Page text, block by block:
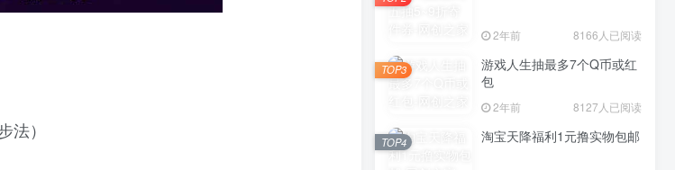
）
2年前 8166人已阅读
游戏人生抽最多7个Q币或红
包
2年前 8127人已阅读
TOP3
淘宝天降福利1元撸实物包邮
TOP4
登录 注册